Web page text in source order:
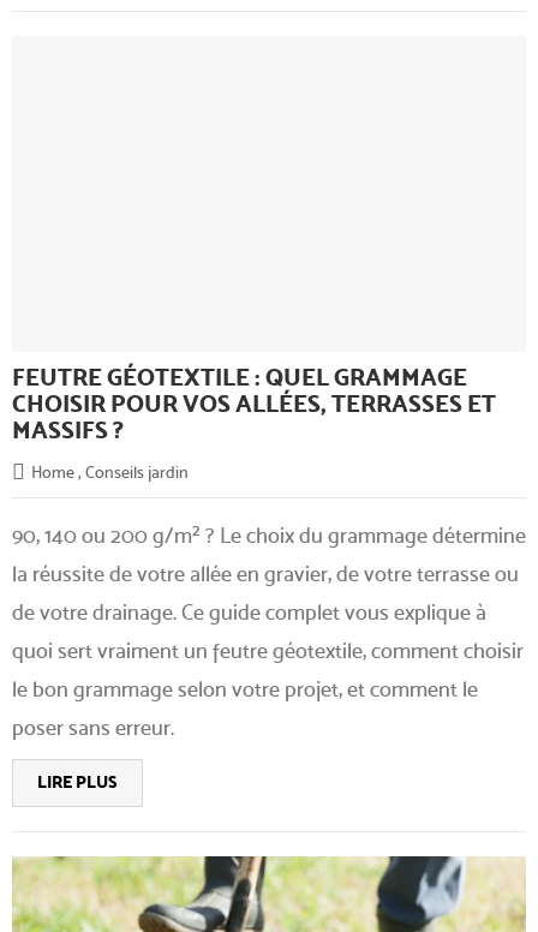
FEUTRE GÉOTEXTILE : QUEL GRAMMAGE
CHOISIR POUR VOS ALLÉES, TERRASSES ET
MASSIFS ?
Home, Conseils jardin
90, 140 ou 200 g/m² ? Le choix du grammage détermine
la réussite de votre allée en gravier, de votre terrasse ou
de votre drainage. Ce guide complet vous explique à
quoi sert vraiment un feutre géotextile, comment choisir
le bon grammage selon votre projet, et comment le
poser sans erreur.
LIRE PLUS